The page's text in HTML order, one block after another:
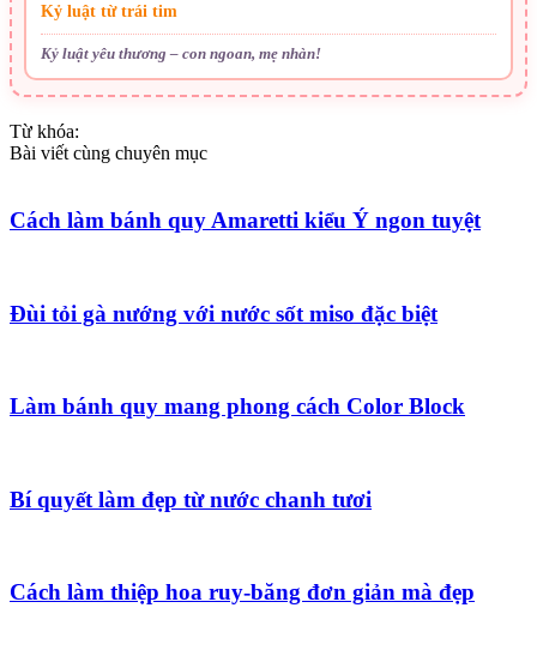
Kỷ luật từ trái tim
Kỷ luật yêu thương – con ngoan, mẹ nhàn!
Từ khóa:
Bài viết cùng chuyên mục
Cách làm bánh quy Amaretti kiểu Ý ngon tuyệt
Đùi tỏi gà nướng với nước sốt miso đặc biệt
Làm bánh quy mang phong cách Color Block
Bí quyết làm đẹp từ nước chanh tươi
Cách làm thiệp hoa ruy-băng đơn giản mà đẹp